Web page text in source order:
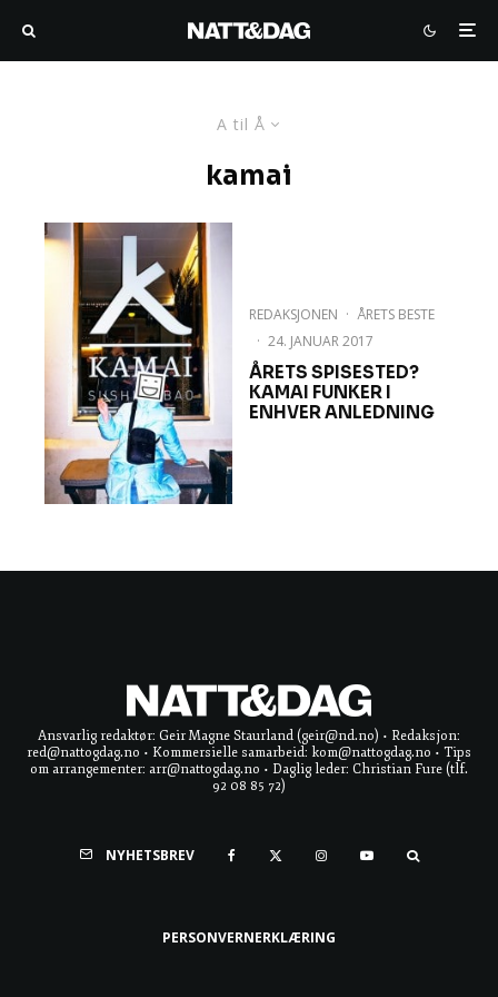
A til Å
kamai
REDAKSJONEN · ÅRETS BESTE
· 24. JANUAR 2017
ÅRETS SPISESTED?
KAMAI FUNKER I
ENHVER ANLEDNING
Ansvarlig redaktør: Geir Magne Staurland (geir@nd.no) • Redaksjon:
red@nattogdag.no • Kommersielle samarbeid: kom@nattogdag.no • Tips
om arrangementer: arr@nattogdag.no • Daglig leder: Christian Fure (tlf.
92 08 85 72)
NYHETSBREV
PERSONVERNERKLÆRING